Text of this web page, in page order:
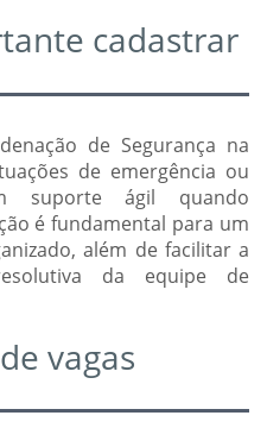
cadastrar
de Segurança na
de emergência ou
suporte ágil quando
é fundamental para um
além de facilitar a
da equipe de
vagas